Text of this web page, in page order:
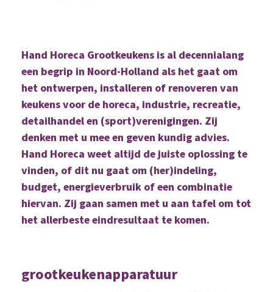
Hand Horeca Grootkeukens is al decennialang
een begrip in Noord-Holland als het gaat om
het ontwerpen, installeren of renoveren van
keukens voor de horeca, industrie, recreatie,
detailhandel en (sport)verenigingen. Zij
denken met u mee en geven kundig advies.
Hand Horeca weet altijd de juiste oplossing te
vinden, of dit nu gaat om (her)indeling,
budget, energieverbruik of een combinatie
hiervan. Zij gaan samen met u aan tafel om tot
het allerbeste eindresultaat te komen.
grootkeukenapparatuur